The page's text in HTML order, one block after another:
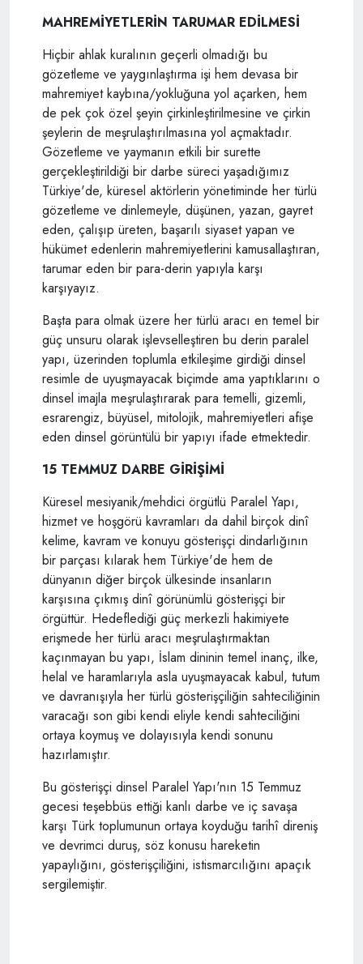
MAHREMİYETLERİN TARUMAR EDİLMESİ
Hiçbir ahlak kuralının geçerli olmadığı bu
gözetleme ve yaygınlaştırma işi hem devasa bir
mahremiyet kaybına/yokluğuna yol açarken, hem
de pek çok özel şeyin çirkinleştirilmesine ve çirkin
şeylerin de meşrulaştırılmasına yol açmaktadır.
Gözetleme ve yaymanın etkili bir surette
gerçekleştirildiği bir darbe süreci yaşadığımız
Türkiye'de, küresel aktörlerin yönetiminde her türlü
gözetleme ve dinlemeyle, düşünen, yazan, gayret
eden, çalışıp üreten, başarılı siyaset yapan ve
hükümet edenlerin mahremiyetlerini kamusallaştıran,
tarumar eden bir para-derin yapıyla karşı
karşıyayız.
Başta para olmak üzere her türlü aracı en temel bir
güç unsuru olarak işlevselleştiren bu derin paralel
yapı, üzerinden toplumla etkileşime girdiği dinsel
resimle de uyuşmayacak biçimde ama yaptıklarını o
dinsel imajla meşrulaştırarak para temelli, gizemli,
esrarengiz, büyüsel, mitolojik, mahremiyetleri afişe
eden dinsel görüntülü bir yapıyı ifade etmektedir.
15 TEMMUZ DARBE GİRİŞİMİ
Küresel mesiyanik/mehdici örgütlü Paralel Yapı,
hizmet ve hoşgörü kavramları da dahil birçok dinî
kelime, kavram ve konuyu gösterişçi dindarlığının
bir parçası kılarak hem Türkiye'de hem de
dünyanın diğer birçok ülkesinde insanların
karşısına çıkmış dinî görünümlü gösterişçi bir
örgüttür. Hedeflediği güç merkezli hakimiyete
erişmede her türlü aracı meşrulaştırmaktan
kaçınmayan bu yapı, İslam dininin temel inanç, ilke,
helal ve haramlarıyla asla uyuşmayacak kabul, tutum
ve davranışıyla her türlü gösterişçiliğin sahteciliğinin
varacağı son gibi kendi eliyle kendi sahteciliğini
ortaya koymuş ve dolayısıyla kendi sonunu
hazırlamıştır.
Bu gösterişçi dinsel Paralel Yapı'nın 15 Temmuz
gecesi teşebbüs ettiği kanlı darbe ve iç savaşa
karşı Türk toplumunun ortaya koyduğu tarihî direniş
ve devrimci duruş, söz konusu hareketin
yapaylığını, gösterişçiliğini, istismarcılığını apaçık
sergilemiştir.